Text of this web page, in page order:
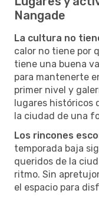
Nangade
La cultura no
calor no tiene por
tiene una buena
para mantenerte
primer nivel y
lugares históricos
la ciudad de una
Los rincones
temporada baja
queridos de la
ritmo. Sin
el espacio para